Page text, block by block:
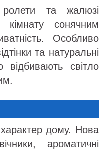
ролети та жалюзі
кімнату сонячним
Особливо
та натуральні
відбивають світло
дому. Нова
ароматичні